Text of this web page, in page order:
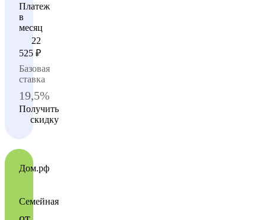
Платеж
в
месяц
22
525 ₽
Базовая
ставка
19,5%
Получить
скидку
Дом.рф
Семейная